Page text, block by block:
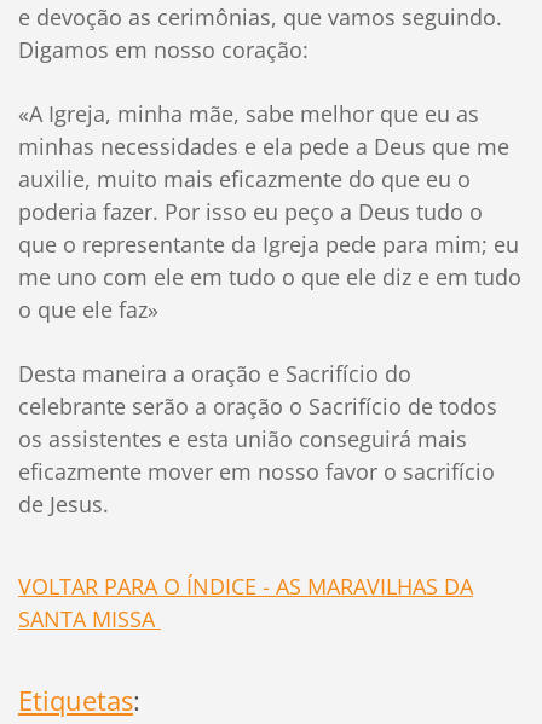
e devoção as cerimônias, que vamos seguindo.
Digamos em nosso coração:
«A Igreja, minha mãe, sabe melhor que eu as
minhas necessidades e ela pede a Deus que me
auxilie, muito mais eficazmente do que eu o
poderia fazer. Por isso eu peço a Deus tudo o
que o representante da Igreja pede para mim; eu
me uno com ele em tudo o que ele diz e em tudo
o que ele faz»
Desta maneira a oração e Sacrifício do
celebrante serão a oração o Sacrifício de todos
os assistentes e esta união conseguirá mais
eficazmente mover em nosso favor o sacrifício
de Jesus.
VOLTAR PARA O ÍNDICE - AS MARAVILHAS DA
SANTA MISSA
Etiquetas: